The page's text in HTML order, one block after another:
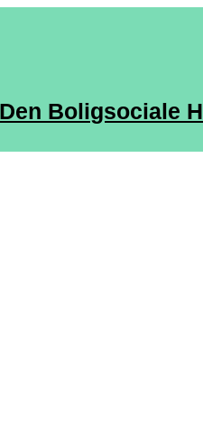
Den Boligsociale